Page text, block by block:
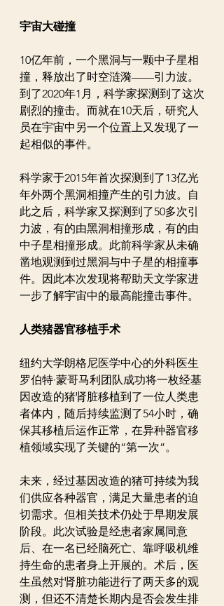
宇宙大碰撞
10亿年前，一个黑洞与一颗中子星相
撞，释放出了时空涟漪——引力波。
到了2020年1月，科学家探测到了这次
剧烈的撞击。而就在10天后，研究人
员在宇宙中另一个位置上又发现了一
起相似的事件。
科学家于2015年首次探测到了13亿光
年外两个黑洞相撞产生的引力波。自
此之后，科学家又探测到了50多次引
力波，有的由黑洞相撞形成，有的由
中子星相撞形成。此前科学家从未确
凿地观测到过黑洞与中子星的相撞事
件。因此本次发现将帮助天文学家进
一步了解宇宙中的最高能撞击事件。
人类猪器官移植手术
纽约大学朗格尼医学中心的外科医生
罗伯特·蒙哥马利团队成功将一枚经基
因改造的猪肾脏移植到了一位人类患
者体内，随后持续监测了54小时，确
保其移植后运作正常，在异种器官移
植领域实现了关键的“第一次”。
未来，经过基因改造的猪可持续为我
们供应各种器官，满足大量患者的迫
切需求。但相关技术仍处于早期发展
阶段。此次试验是经患者家属同意
后、在一名已经脑死亡、靠呼吸机维
持生命的患者身上开展的。术后，医
生虽然对肾脏功能进行了两天多的观
测，但还不清楚长期内是否会发生排